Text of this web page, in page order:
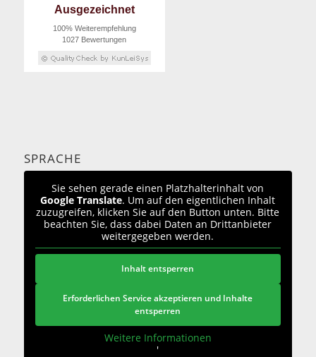
Ausgezeichnet
100% Weiterempfehlung
1027 Bewertungen
SPRACHE
Sie sehen gerade einen Platzhalterinhalt von
Google Translate. Um auf den eigentlichen Inhalt
zuzugreifen, klicken Sie auf den Button unten. Bitte
beachten Sie, dass dabei Daten an Drittanbieter
weitergegeben werden.
Inhalt entsperren
Erforderlichen Service akzeptieren und Inhalte
entsperren
Weitere Informationen
'